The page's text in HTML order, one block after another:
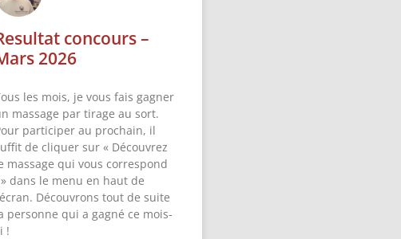
concours –
2026
les mois, je vous fais gagner
massage par tirage au sort.
participer au prochain, il
de cliquer sur « Découvrez
massage qui vous correspond
dans le menu en haut de
Découvrons tout de suite
personne qui a gagné ce mois-
!